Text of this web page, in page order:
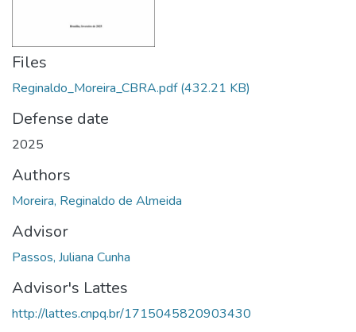
Files
Reginaldo_Moreira_CBRA.pdf(432.21 KB)
Defense date
2025
Authors
Moreira, Reginaldo de Almeida
Advisor
Passos, Juliana Cunha
Advisor's Lattes
http://lattes.cnpq.br/1715045820903430